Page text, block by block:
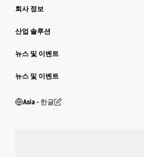
회사 정보
산업 솔루션
뉴스 및 이벤트
뉴스 및 이벤트
Asia - 한글